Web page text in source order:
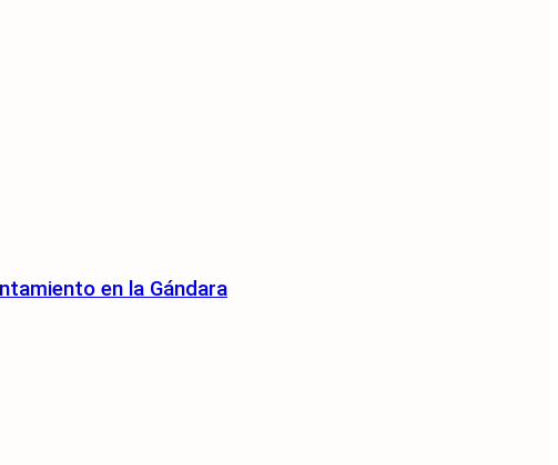
en la Gándara